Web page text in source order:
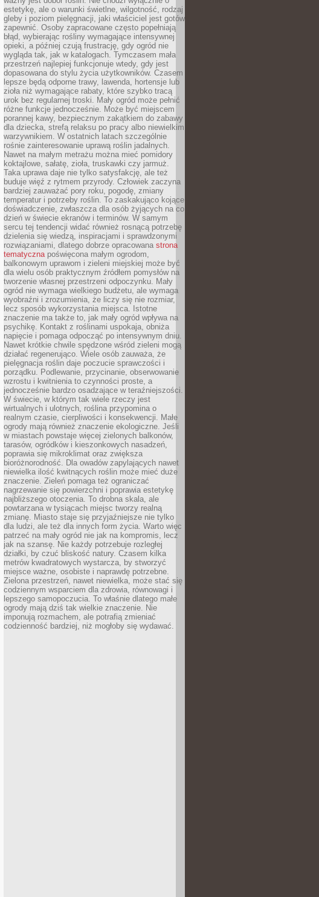
estetykę, ale o warunki świetlne, wilgotność, rodzaj
gleby i poziom pielęgnacji, jaki właściciel jest gotów
zapewnić. Osoby zapracowane często popełniają
błąd, wybierając rośliny wymagające intensywnej
opieki, a później czują frustrację, gdy ogród nie
wygląda tak, jak w katalogach. Tymczasem mała
przestrzeń najlepiej funkcjonuje wtedy, gdy jest
dopasowana do stylu życia użytkowników. Czasem
lepsze będą odporne trawy, lawenda, hortensje lub
zioła niż wymagające rabaty, które szybko tracą
urok bez regularnej troski. Mały ogród może pełnić
różne funkcje jednocześnie. Może być miejscem
porannej kawy, bezpiecznym zakątkiem do zabawy
dla dziecka, strefą relaksu po pracy albo niewielkim
warzywnikiem. W ostatnich latach szczególnie
rośnie zainteresowanie uprawą roślin jadalnych.
Nawet na małym metrażu można mieć pomidory
koktajlowe, sałatę, zioła, truskawki czy jarmuż.
Taka uprawa daje nie tylko satysfakcję, ale też
buduje więź z rytmem przyrody. Człowiek zaczyna
bardziej zauważać pory roku, pogodę, zmiany
temperatur i potrzeby roślin. To zaskakująco kojące
doświadczenie, zwłaszcza dla osób żyjących na co
dzień w świecie ekranów i terminów. W samym
sercu tej tendencji widać również rosnącą potrzebę
dzielenia się wiedzą, inspiracjami i sprawdzonymi
rozwiązaniami, dlatego dobrze opracowana strona
tematycznapoświęcona małym ogrodom,
balkonowym uprawom i zieleni miejskiej może być
dla wielu osób praktycznym źródłem pomysłów na
tworzenie własnej przestrzeni odpoczynku. Mały
ogród nie wymaga wielkiego budżetu, ale wymaga
wyobraźni i zrozumienia, że liczy się nie rozmiar,
lecz sposób wykorzystania miejsca. Istotne
znaczenie ma także to, jak mały ogród wpływa na
psychikę. Kontakt z roślinami uspokaja, obniża
napięcie i pomaga odpocząć po intensywnym dniu.
Nawet krótkie chwile spędzone wśród zieleni mogą
działać regenerująco. Wiele osób zauważa, że
pielęgnacja roślin daje poczucie sprawczości i
porządku. Podlewanie, przycinanie, obserwowanie
wzrostu i kwitnienia to czynności proste, a
jednocześnie bardzo osadzające w teraźniejszości.
W świecie, w którym tak wiele rzeczy jest
wirtualnych i ulotnych, roślina przypomina o
realnym czasie, cierpliwości i konsekwencji. Małe
ogrody mają również znaczenie ekologiczne. Jeśli
w miastach powstaje więcej zielonych balkonów,
tarasów, ogródków i kieszonkowych nasadzeń,
poprawia się mikroklimat oraz zwiększa
bioróżnorodność. Dla owadów zapylających nawet
niewielka ilość kwitnących roślin może mieć duże
znaczenie. Zieleń pomaga też ograniczać
nagrzewanie się powierzchni i poprawia estetykę
najbliższego otoczenia. To drobna skala, ale
powtarzana w tysiącach miejsc tworzy realną
zmianę. Miasto staje się przyjaźniejsze nie tylko
dla ludzi, ale też dla innych form życia. Warto więc
patrzeć na mały ogród nie jak na kompromis, lecz
jak na szansę. Nie każdy potrzebuje rozległej
działki, by czuć bliskość natury. Czasem kilka
metrów kwadratowych wystarcza, by stworzyć
miejsce ważne, osobiste i naprawdę potrzebne.
Zielona przestrzeń, nawet niewielka, może stać się
codziennym wsparciem dla zdrowia, równowagi i
lepszego samopoczucia. To właśnie dlatego małe
ogrody mają dziś tak wielkie znaczenie. Nie
imponują rozmachem, ale potrafią zmieniać
codzienność bardziej, niż mogłoby się wydawać.